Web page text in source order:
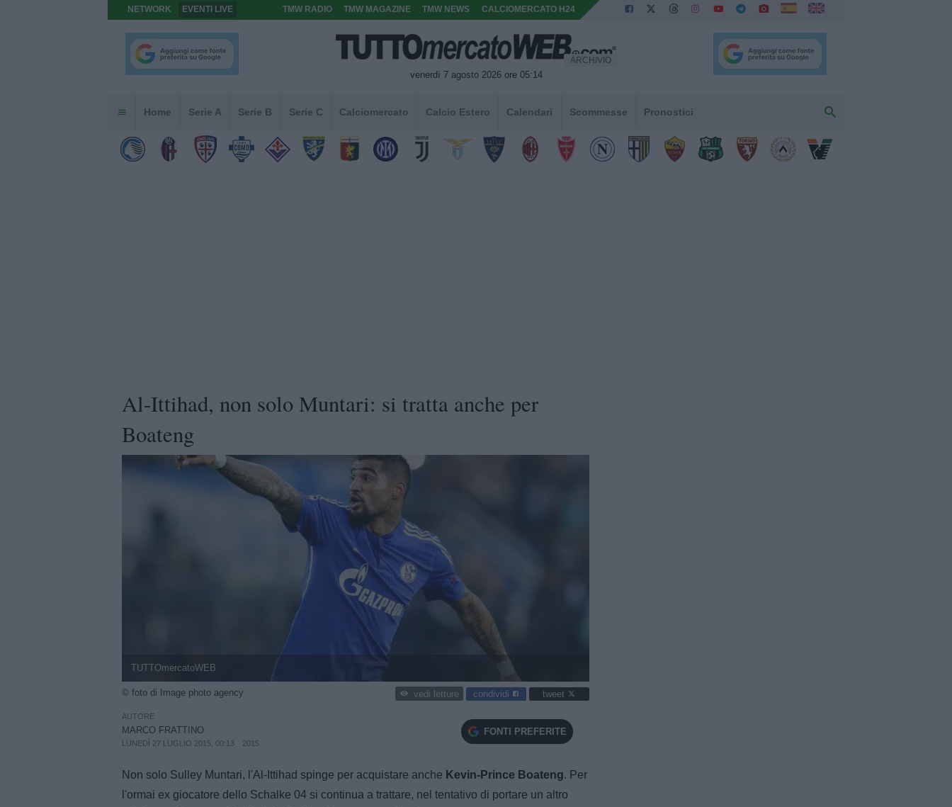
NETWORK EVENTI LIVE TMW RADIO TMW MAGAZINE TMW NEWS CALCIOMERCATO H24
venerdì 7 agosto 2026 ore 05:14
ARCHIVIO
Home Serie A Serie B Serie C Calciomercato Calcio Estero Calendari Scommesse Pronostici
Al-Ittihad, non solo Muntari: si tratta anche per
Boateng
TUTTOmercatoWEB
© foto di Image photo agency vedi letture condividi tweet
AUTORE
MARCO FRATTINO
LUNEDÌ 27 LUGLIO 2015, 00:13 2015
FONTI PREFERITE
Non solo Sulley Muntari, l'Al-Ittihad spinge per acquistare anche Kevin-Prince Boateng. Per
l'ormai ex giocatore dello Schalke 04 si continua a trattare, nel tentativo di portare un altro